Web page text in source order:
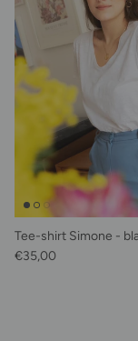
Tee-shirt Simone -
Prix habituel
€35,00